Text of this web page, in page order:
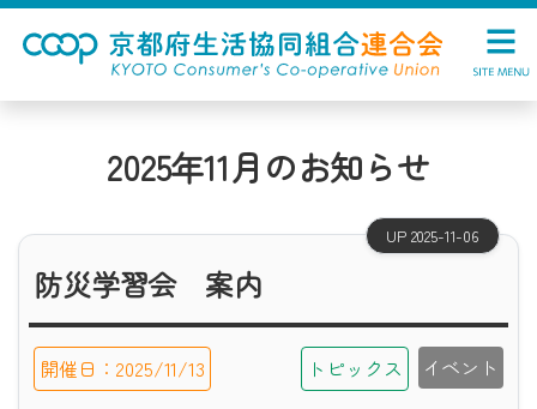
2025年11月のお知らせ
防災学習会 案内
UP 2025-11-06
開催日：2025/11/13 イベント
トピックス